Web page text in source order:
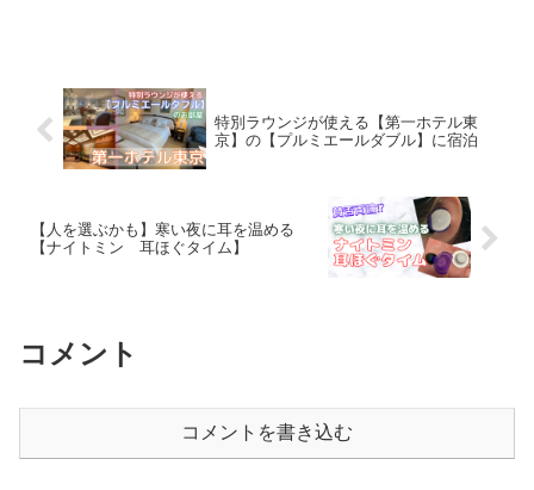
特別ラウンジが使える【第一ホテル東
京】の【プルミエールダブル】に宿泊
【人を選ぶかも】寒い夜に耳を温める
【ナイトミン 耳ほぐタイム】
コメント
コメントを書き込む